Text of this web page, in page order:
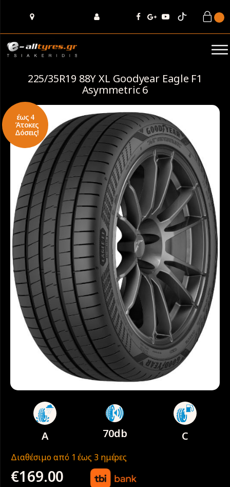
225/35R19 88Y XL Goodyear Eagle F1
Asymmetric 6
έως 4
Άτοκες
Δόσεις!
A 70db C
Διαθέσιμο από 1 έως 3 ημέρες
€169.00